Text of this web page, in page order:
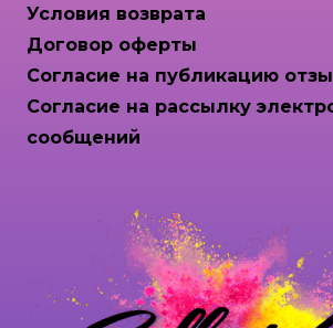
Условия возврата
Договор оферты
Согласие на публикацию
Согласие на рассылку
сообщений